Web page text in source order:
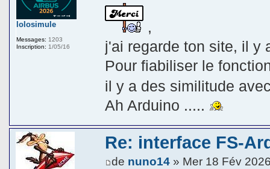
,
j'ai regarde ton site, il y
Pour fiabiliser le
il y a des similitude
Ah Arduino .....
lolosimule
Messages: 1203
Inscription: 1/05/16
Re: interface FS-
de nuno14 » Mer 18 Fév